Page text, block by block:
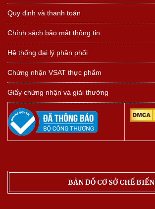
Quy định và thanh toán
Chính sách bảo mật thông tin
Hệ thống đại lý phân phối
Chứng nhận VSAT thực phẩm
Giấy chứng nhận và giải thưởng
BẢN ĐỒ CƠ SỞ CHẾ BIẾN